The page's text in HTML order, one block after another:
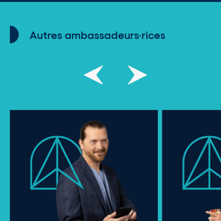
Autres ambassadeurs·rices